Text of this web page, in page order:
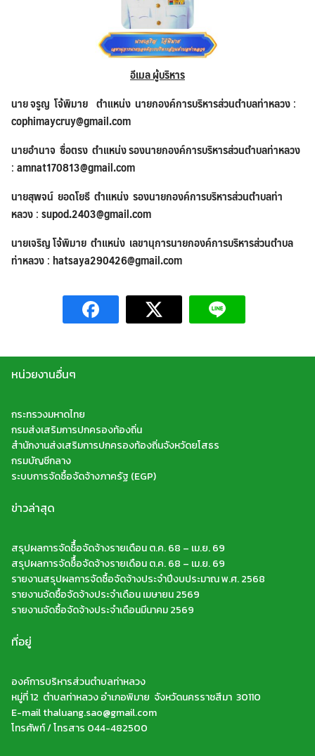
Search
for:
อีเมล ผู้บริหาร
นาย จรูญ โจ้พิมาย ตำแหน่ง นายกองค์การบริหารส่วนตำบลท่าหลวง:
cophimaycruy@gmail.com
นายอำนาจ ซื่อตรง ตำแหน่ง รองนายกองค์การบริหารส่วนตำบลท่าหลวง
:amnat170813@gmail.com
นายสุพจน์ ยอดโยธี ตำแหน่ง รองนายกองค์การบริหารส่วนตำบลท่า
หลวง:supod.2403@gmail.com
นายเจริญ โจ้พิมาย ตำแหน่ง เลขานุการนายกองค์การบริหารส่วนตำบล
ท่าหลวง:hatsaya290426@gmail.com
หน่วยงานอื่นๆ
กระทรวงมหาดไทย
กรมส่งเสริมการปกครองท้องถิ่น
สำนักงานส่งเสริมการปกครองท้องถิ่นจังหวัดยโสธร
กรมบัญชีกลาง
ระบบการจัดซื้อจัดจ้างภาครัฐ (EGP)
ข่าวล่าสุด
สรุปผลการจัดซืื้อจัดจ้างรายเดือน ต.ค. 68 – เม.ย. 69
สรุปผลการจัดซืื้อจัดจ้างรายเดือน ต.ค. 68 – เม.ย. 69
รายงานสรุปผลการจัดซื้อจัดจ้างประจำปีงบประมาณ พ.ศ. 2568
รายงานจัดซื้อจัดจ้างประจำเดือน เมษายน 2569
รายงานจัดซื้อจัดจ้างประจำเดือนมีนาคม 2569
ที่อยู่
องค์การบริหารส่วนตำบลท่าหลวง
หมู่ที่ 12 ตำบลท่าหลวง อำเภอพิมาย จังหวัดนครราชสีมา 30110
E-mail thaluang.sao@gmail.com
โทรศัพท์ / โทรสาร 044-482500